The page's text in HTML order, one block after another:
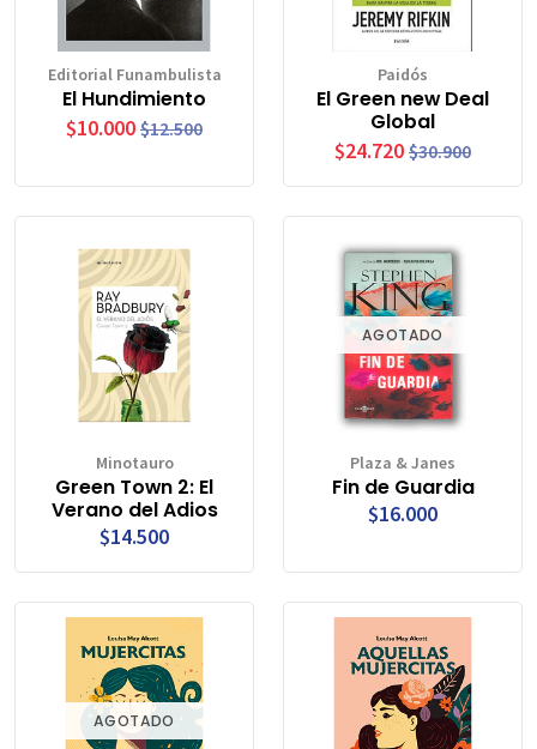
Editorial Funambulista
El Hundimiento
$10.000 $12.500
Paidós
El Green new Deal
Global
$24.720 $30.900
Minotauro
Green Town 2: El
Verano del Adios
$14.500
AGOTADO
Plaza & Janes
Fin de Guardia
$16.000
AGOTADO